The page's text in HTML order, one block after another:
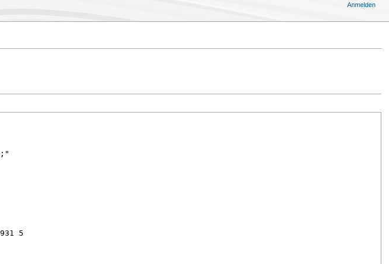
Anmelden